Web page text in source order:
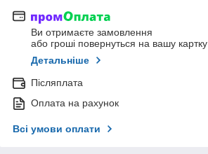
Ви отримаєте замовлення
або гроші повернуться на вашу картку
Детальніше
Післяплата
Оплата на рахунок
Всі умови оплати